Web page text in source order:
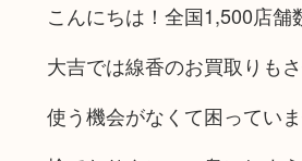
こんにちは！全国1,500店
大吉では線香のお買取りも
使う機会がなくて困ってい